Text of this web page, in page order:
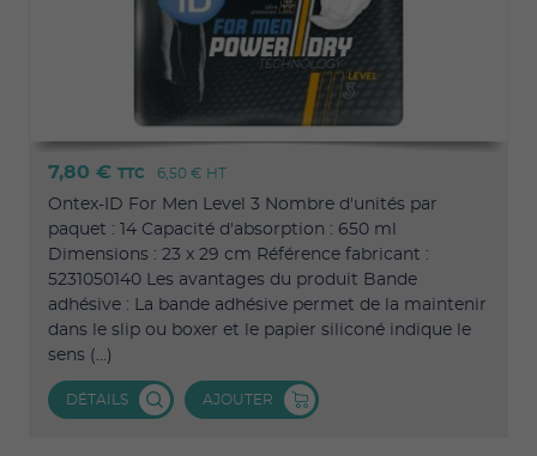
7,80 € TTC 6,50 € HT
Ontex-ID For Men Level 3 Nombre d'unités par
paquet : 14 Capacité d'absorption : 650 ml
Dimensions : 23 x 29 cm Référence fabricant :
5231050140 Les avantages du produit Bande
adhésive : La bande adhésive permet de la maintenir
dans le slip ou boxer et le papier siliconé indique le
sens (...)
DÉTAILS AJOUTER